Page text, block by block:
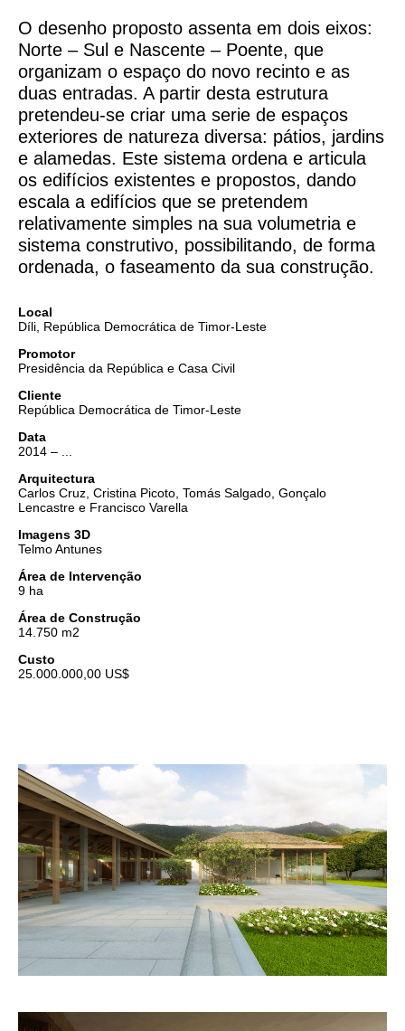
O desenho proposto assenta em dois eixos:
Norte – Sul e Nascente – Poente, que
organizam o espaço do novo recinto e as
duas entradas. A partir desta estrutura
pretendeu-se criar uma serie de espaços
exteriores de natureza diversa: pátios, jardins
e alamedas. Este sistema ordena e articula
os edifícios existentes e propostos, dando
escala a edifícios que se pretendem
relativamente simples na sua volumetria e
sistema construtivo, possibilitando, de forma
ordenada, o faseamento da sua construção.
Local
Díli, República Democrática de Timor-Leste
Promotor
Presidência da República e Casa Civil
Cliente
República Democrática de Timor-Leste
Data
2014 – ...
Arquitectura
Carlos Cruz, Cristina Picoto, Tomás Salgado, Gonçalo
Lencastre e Francisco Varella
Imagens 3D
Telmo Antunes
Área de Intervenção
9 ha
Área de Construção
14.750 m2
Custo
25.000.000,00 US$